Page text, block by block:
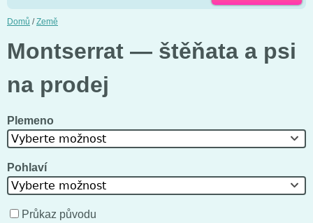
Domů /Země
Montserrat — štěňata a psi
na prodej
Plemeno
Vyberte možnost
Pohlaví
Vyberte možnost
Průkaz původu